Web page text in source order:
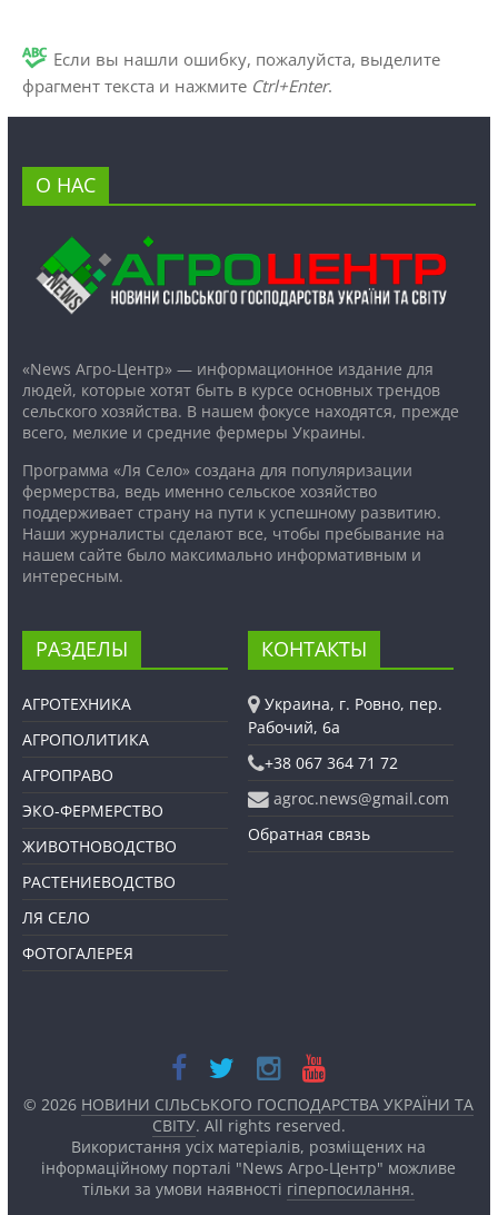
Если вы нашли ошибку, пожалуйста, выделите
фрагмент текста и нажмите Ctrl+Enter.
О НАС
«News Агро-Центр» — информационное издание для
людей, которые хотят быть в курсе основных трендов
сельского хозяйства. В нашем фокусе находятся, прежде
всего, мелкие и средние фермеры Украины.
Программа «Ля Село» создана для популяризации
фермерства, ведь именно сельское хозяйство
поддерживает страну на пути к успешному развитию.
Наши журналисты сделают все, чтобы пребывание на
нашем сайте было максимально информативным и
интересным.
РАЗДЕЛЫ
АГРОТЕХНИКА
АГРОПОЛИТИКА
АГРОПРАВО
ЭКО-ФЕРМЕРСТВО
ЖИВОТНОВОДСТВО
РАСТЕНИЕВОДСТВО
ЛЯ СЕЛО
ФОТОГАЛЕРЕЯ
КОНТАКТЫ
Украина, г. Ровно, пер.
Рабочий, 6а
+38 067 364 71 72
agroc.news@gmail.com
Обратная связь
© 2026 НОВИНИ СІЛЬСЬКОГО ГОСПОДАРСТВА УКРАЇНИ ТА
СВІТУ. All rights reserved.
Використання усіх матеріалів, розміщених на
інформаційному порталі "News Агро-Центр" можливе
тільки за умови наявності гіперпосилання.